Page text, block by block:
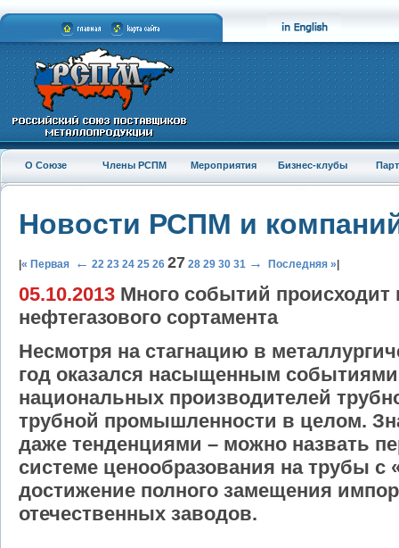
О Союзе Члены РСПМ Мероприятия Бизнес-клубы
Новости РСПМ и
« Первая ← 22 23 24 25 26 27 28 29 30 31 → Последняя »
05.10.2013 Много событий происходит
нефтегазового сортамента
Несмотря на стагнацию в
год оказался насыщенным событиями
национальных производителей
трубной промышленности в целом.
даже тенденциями – можно назвать
системе ценообразования на трубы с
достижение полного замещения
отечественных заводов.